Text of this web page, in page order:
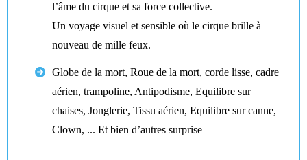
l’âme du cirque et sa force collective.
Un voyage visuel et sensible où le cirque brille à
nouveau de mille feux.
Globe de la mort, Roue de la mort, corde lisse, cadre
aérien, trampoline, Antipodisme, Equilibre sur
chaises, Jonglerie, Tissu aérien, Equilibre sur canne,
Clown, ... Et bien d’autres surprise